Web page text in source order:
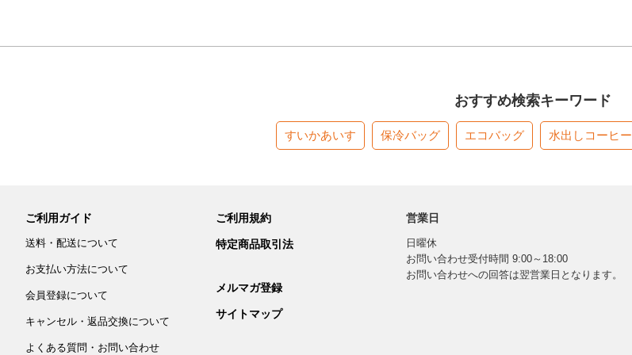
おすすめ検索キーワード
すいかあいす 保冷バッグ エコバッグ 水出しコーヒー
ご利用ガイド
送料・配送について
お支払い方法について
会員登録について
キャンセル・返品交換について
よくある質問・お問い合わせ
ご利用規約
特定商品取引法
メルマガ登録
サイトマップ
営業日
日曜休
お問い合わせ受付時間 9:00～18:00
お問い合わせへの回答は翌営業日となります。